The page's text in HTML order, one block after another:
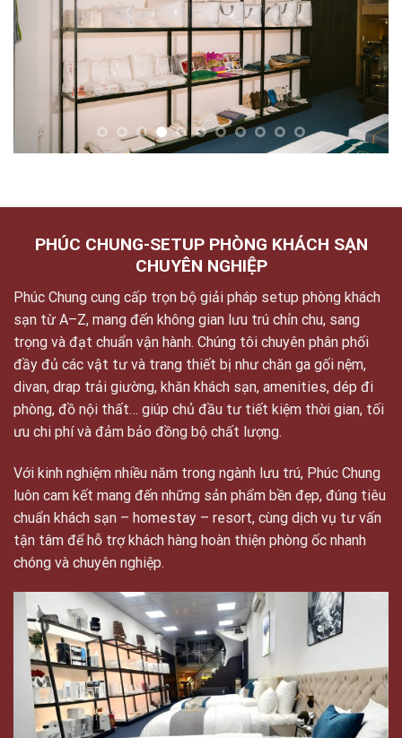
PHÚC CHUNG-SETUP PHÒNG KHÁCH SẠN
CHUYÊN NGHIỆP
Phúc Chung cung cấp trọn bộ giải pháp setup phòng khách
sạn từ A–Z, mang đến không gian lưu trú chỉn chu, sang
trọng và đạt chuẩn vận hành. Chúng tôi chuyên phân phối
đầy đủ các vật tư và trang thiết bị như chăn ga gối nệm,
divan, drap trải giường, khăn khách sạn, amenities, dép đi
phòng, đồ nội thất… giúp chủ đầu tư tiết kiệm thời gian, tối
ưu chi phí và đảm bảo đồng bộ chất lượng.
Với kinh nghiệm nhiều năm trong ngành lưu trú, Phúc Chung
luôn cam kết mang đến những sản phẩm bền đẹp, đúng tiêu
chuẩn khách sạn – homestay – resort, cùng dịch vụ tư vấn
tận tâm để hỗ trợ khách hàng hoàn thiện phòng ốc nhanh
chóng và chuyên nghiệp.